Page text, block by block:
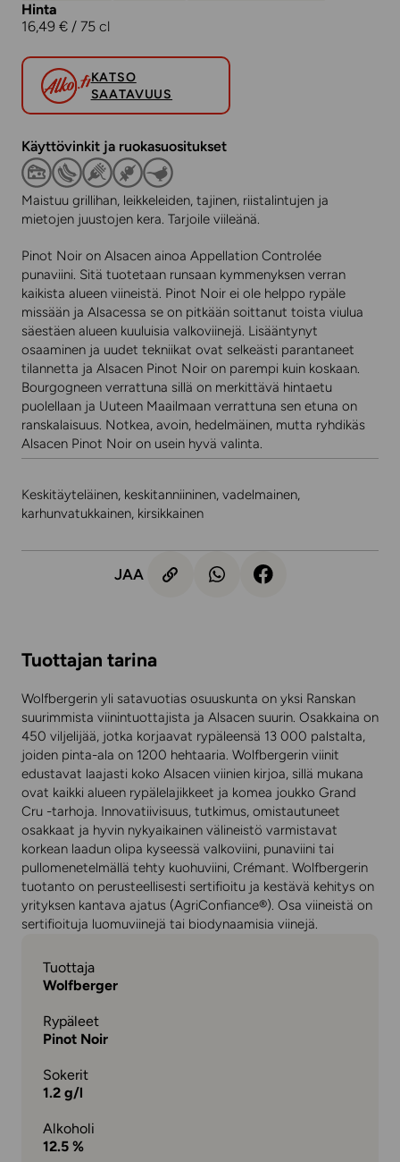
Hinta
16,49 € / 75 cl
KATSO
SAATAVUUS
Käyttövinkit ja ruokasuositukset
Maistuu grillihan, leikkeleiden, tajinen, riistalintujen ja
mietojen juustojen kera. Tarjoile viileänä.
Pinot Noir on Alsacen ainoa Appellation Controlée
punaviini. Sitä tuotetaan runsaan kymmenyksen verran
kaikista alueen viineistä. Pinot Noir ei ole helppo rypäle
missään ja Alsacessa se on pitkään soittanut toista viulua
säestäen alueen kuuluisia valkoviinejä. Lisääntynyt
osaaminen ja uudet tekniikat ovat selkeästi parantaneet
tilannetta ja Alsacen Pinot Noir on parempi kuin koskaan.
Bourgogneen verrattuna sillä on merkittävä hintaetu
puolellaan ja Uuteen Maailmaan verrattuna sen etuna on
ranskalaisuus. Notkea, avoin, hedelmäinen, mutta ryhdikäs
Alsacen Pinot Noir on usein hyvä valinta.
Keskitäyteläinen, keskitanniininen, vadelmainen,
karhunvatukkainen, kirsikkainen
JAA
Tuottajan tarina
Wolfbergerin yli satavuotias osuuskunta on yksi Ranskan
suurimmista viinintuottajista ja Alsacen suurin. Osakkaina on
450 viljelijää, jotka korjaavat rypäleensä 13 000 palstalta,
joiden pinta-ala on 1200 hehtaaria. Wolfbergerin viinit
edustavat laajasti koko Alsacen viinien kirjoa, sillä mukana
ovat kaikki alueen rypälelajikkeet ja komea joukko Grand
Cru -tarhoja. Innovatiivisuus, tutkimus, omistautuneet
osakkaat ja hyvin nykyaikainen välineistö varmistavat
korkean laadun olipa kyseessä valkoviini, punaviini tai
pullomenetelmällä tehty kuohuviini, Crémant. Wolfbergerin
tuotanto on perusteellisesti sertifioitu ja kestävä kehitys on
yrityksen kantava ajatus (AgriConfiance®). Osa viineistä on
sertifioituja luomuviinejä tai biodynaamisia viinejä.
Tuottaja
Wolfberger
Rypäleet
Pinot Noir
Sokerit
1.2 g/l
Alkoholi
12.5 %